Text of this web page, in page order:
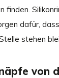
finden.
dafür,
stehen
von